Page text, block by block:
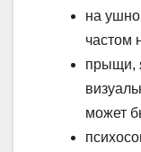
на
частом
прыщи,
может